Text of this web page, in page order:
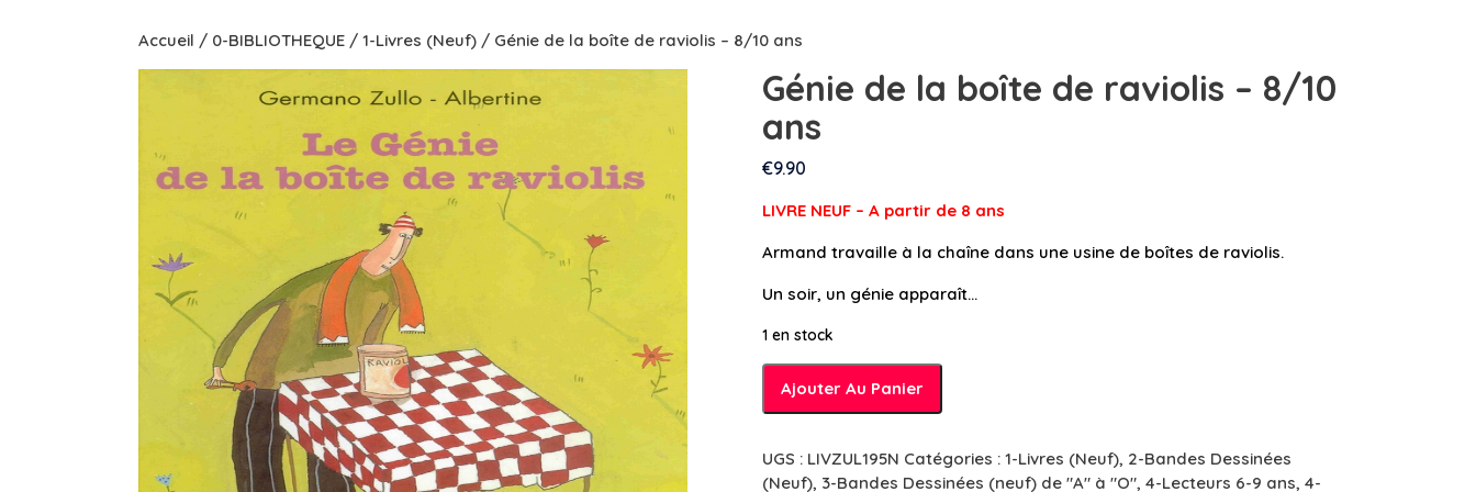
Accueil / 0-BIBLIOTHEQUE / 1-Livres (Neuf) / Génie de la boîte de raviolis – 8/10 ans
Génie de la boîte de raviolis – 8/10
ans
€9.90
LIVRE NEUF – A partir de 8 ans
Armand travaille à la chaîne dans une usine de boîtes de raviolis.
Un soir, un génie apparaît…
1 en stock
quantité
de
la
Ajouter Au Panier
UGS : LIVZUL195N Catégories : 1-Livres (Neuf), 2-Bandes Dessinées
(Neuf), 3-Bandes Dessinées (neuf) de "A" à "O", 4-Lecteurs 6-9 ans, 4-